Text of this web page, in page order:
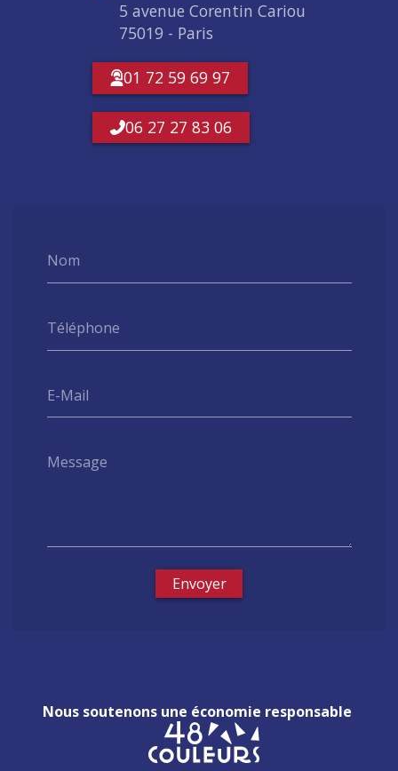
Nom
Téléphone
E-Mail
Message
Envoyer
5 avenue Corentin Cariou
75019 - Paris
01 72 59 69 97
06 27 27 83 06
Nous soutenons une économie responsable